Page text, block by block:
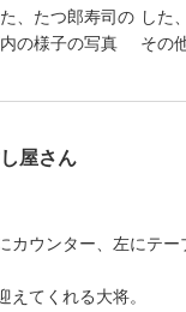
屋さん
カウンター、左にテー
えてくれる大将。